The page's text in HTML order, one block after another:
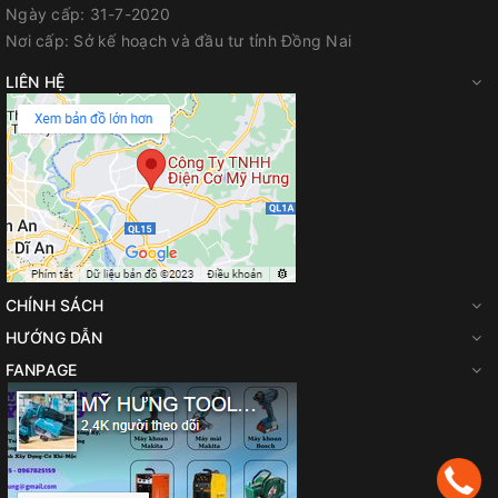
Sản phẩm chưa bao gồm pin sạc, xem thêm pin sạc phù
hợp:TẠI ĐÂY
Thông số kỹ thuật
Điện thế pin (V) 18V
Tốc độ đập tối đa (BPM) 4,800​
Ngày cấp: 31-7-2020
Nơi cấp: Sở kế hoạch và đầu tư tỉnh Đồng Nai
LIÊN HỆ
CHÍNH SÁCH
HƯỚNG DẪN
FANPAGE